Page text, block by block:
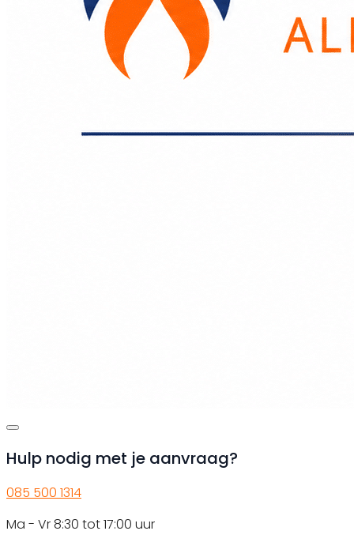
Hulp nodig met je aanvraag?
085 500 1314
Ma - Vr 8:30 tot 17:00 uur